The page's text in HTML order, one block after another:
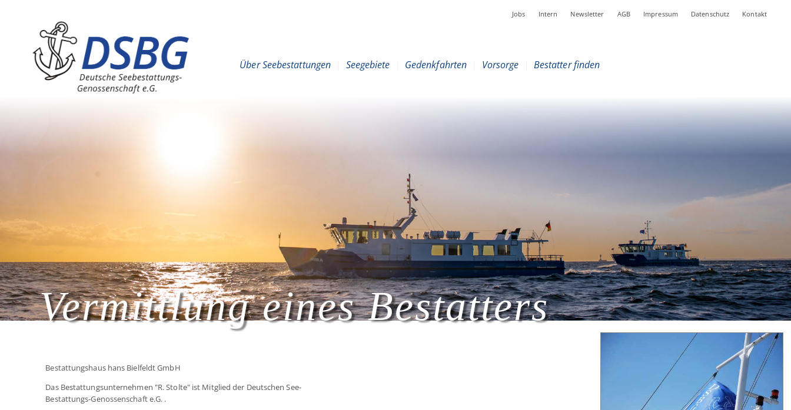
Hauptnavigation
Jobs Intern Newsletter AGB Impressum Datenschutz Kontakt
Über Seebestattungen Seegebiete Gedenkfahrten Vorsorge Bestatter finden
Vermittlung eines Bestatters
Bestattungshaus hans Bielfeldt GmbH
Das Bestattungsunternehmen "R. Stolte" ist Mitglied der Deutschen See-
Bestattungs-Genossenschaft e.G. .